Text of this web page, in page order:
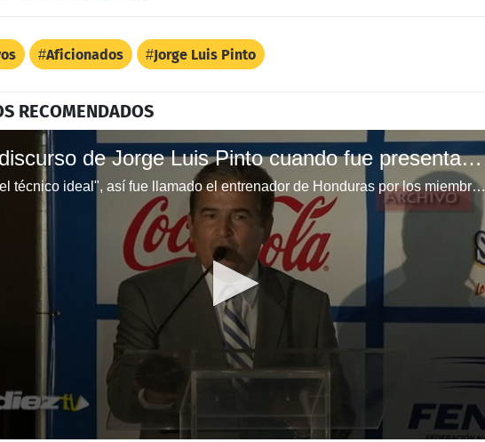
Aficionados Jorge Luis Pinto
RECOMENDADOS
El discurso de Jorge Luis Pinto cuando fue presentado como técnico de Honduras
"Es el técnico ideal", así fue llamado el entrenador de Honduras por los miembros de la Fenafuth aquel 19 de diciembre del 2014, cuando fue presentado oficialmente como técnico de la escuadra catracha.